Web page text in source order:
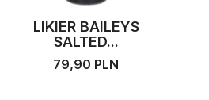
LIKIER BAILEYS
SALTED...
79,90 PLN